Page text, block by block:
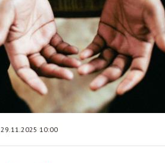
29.11.2025 10:00